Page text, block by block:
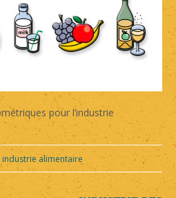
pour l’industrie
industrie alimentaire